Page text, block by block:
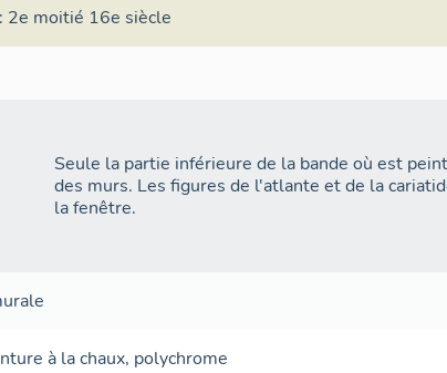
2e moitié 16e siècle
Seule la partie inférieure de la bande où est
des murs. Les figures de l'atlante et de la
la fenêtre.
à la chaux, polychrome